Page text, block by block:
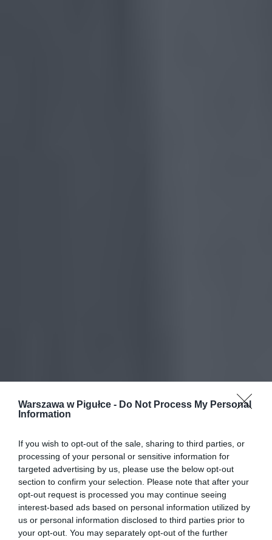
Warszawa w Pigułce - Do Not Process My Personal
Information
If you wish to opt-out of the sale, sharing to third parties, or
processing of your personal or sensitive information for
targeted advertising by us, please use the below opt-out
section to confirm your selection. Please note that after your
opt-out request is processed you may continue seeing
interest-based ads based on personal information utilized by
us or personal information disclosed to third parties prior to
your opt-out. You may separately opt-out of the further